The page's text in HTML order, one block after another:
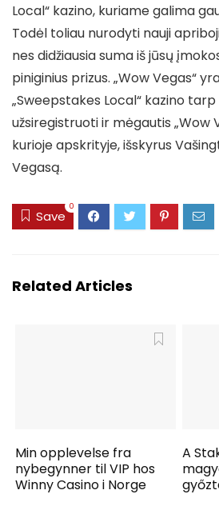
Local“ kazino, kuriame galima
Todėl toliau nurodyti nauji
nes didžiausia suma iš jūsų
piniginius prizus. „Wow Vegas“
„Sweepstakes Local“ kazino
užsiregistruoti ir mėgautis „Wow
kurioje apskrityje, išskyrus
Vegasą.
Save
0
Related Articles
Min opplevelse fra
nybegynner til VIP hos
Winny Casino i Norge
A